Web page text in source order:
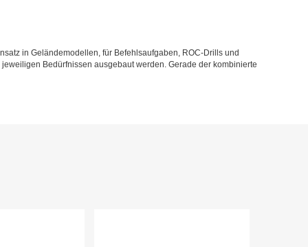
in Geländemodellen, für Befehlsaufgaben, ROC-Drills und
Bedürfnissen ausgebaut werden. Gerade der kombinierte